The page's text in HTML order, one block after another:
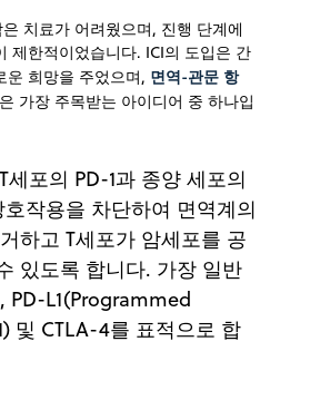
치료가 어려웠으며, 진행 단계에
제한적이었습니다. ICI의 도입은 간
운 희망을 주었으며, 면역-관문 항
가장 주목받는 아이디어 중 하나입
세포의 PD-1과 종양 세포의
호작용을 차단하여 면역계의
하고 T세포가 암세포를 공
있도록 합니다. 가장 일반
PD-L1(Programmed
및 CTLA-4를 표적으로 합